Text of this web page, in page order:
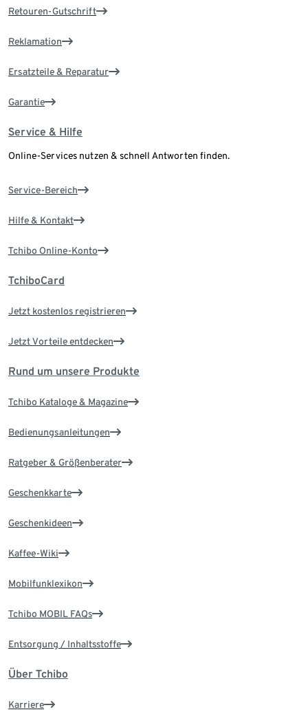
Retouren-Gutschrift
Reklamation
Ersatzteile & Reparatur
Garantie
Service & Hilfe
Online-Services nutzen & schnell Antworten finden.
Service-Bereich
Hilfe & Kontakt
Tchibo Online-Konto
TchiboCard
Jetzt kostenlos registrieren
Jetzt Vorteile entdecken
Rund um unsere Produkte
Tchibo Kataloge & Magazine
Bedienungsanleitungen
Ratgeber & Größenberater
Geschenkkarte
Geschenkideen
Kaffee-Wiki
Mobilfunklexikon
Tchibo MOBIL FAQs
Entsorgung / Inhaltsstoffe
Über Tchibo
Karriere